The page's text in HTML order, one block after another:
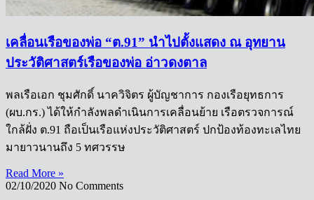
เคลื่อนเรือของพ่อ “ต.91” นำไปตั้งแสดง ณ อุทยาน
ประวัติศาสตร์เรือของพ่อ อ่าวดงตาล
พลเรือเอก ชุมศักดิ์ นาควิจิตร ผู้บัญชาการ กองเรือยุทธการ
(ผบ.กร.) ได้ให้กำลังพลดำเนินการเคลื่อนย้าย เรือตรวจการณ์
ใกล้ฝั่ง ต.91 ถือเป็นเรือแห่งประวัติศาสตร์ ปกป้องท้องทะเลไทย
มายาวนานถึง 5 ทศวรรษ
Read More »
02/10/2020 No Comments